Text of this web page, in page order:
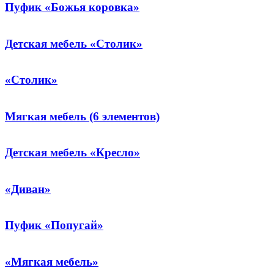
Пуфик «Божья коровка»
Детская мебель «Столик»
«Столик»
Мягкая мебель (6 элементов)
Детская мебель «Кресло»
«Диван»
Пуфик «Попугай»
«Мягкая мебель»